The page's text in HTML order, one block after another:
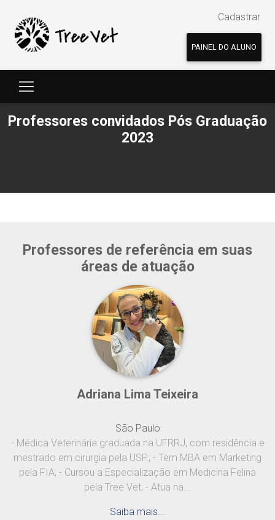
Cadastrar
PAINEL DO ALUNO
Professores convidados Pós Graduação
2023
Professores de referência em suas
áreas de atuação
Adriana Lima Teixeira
São Paulo
- Médica Veterinária graduada na UFRRJ, com residência e
mestrado em cirurgia pela USP.; - Tem MBA em Marketing
pela FIA; - Cursou a Especialização em Medicina Felina
pela Tree Vet; - Atua na...
Saiba mais...